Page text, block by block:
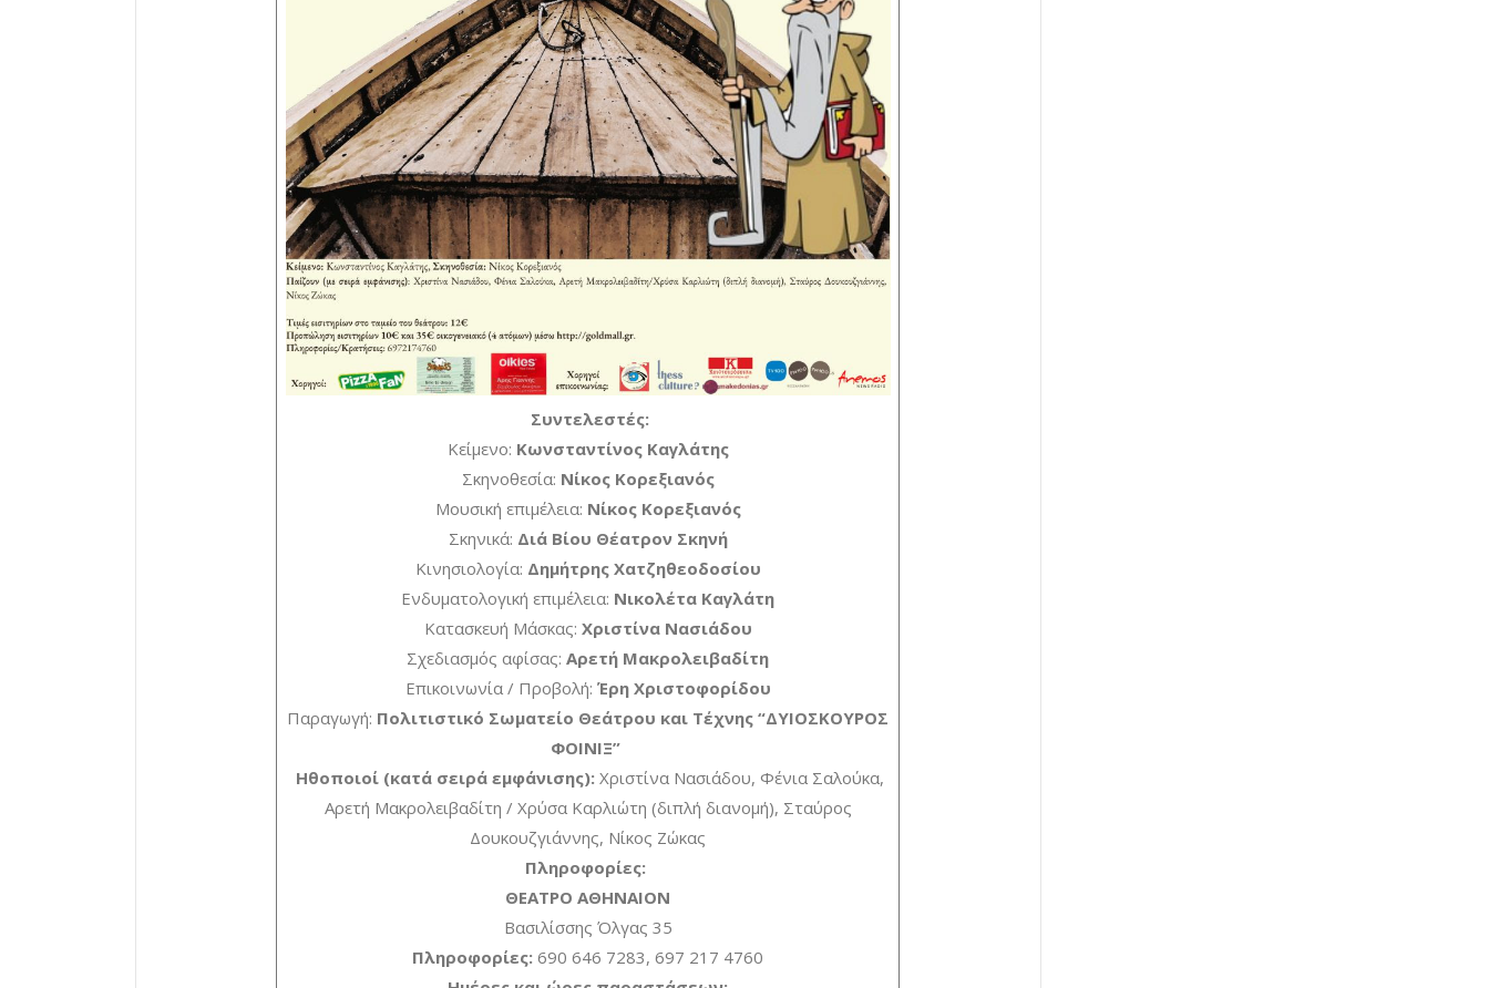
Συντελεστές:
Κείμενο: Κωνσταντίνος Καγλάτης
Σκηνοθεσία: Νίκος Κορεξιανός
Μουσική επιμέλεια: Νίκος Κορεξιανός
Σκηνικά: Διά Βίου Θέατρον Σκηνή
Κινησιολογία: Δημήτρης Χατζηθεοδοσίου
Ενδυματολογική επιμέλεια: Νικολέτα Καγλάτη
Κατασκευή Μάσκας: Χριστίνα Νασιάδου
Σχεδιασμός αφίσας: Αρετή Μακρολειβαδίτη
Επικοινωνία / Προβολή: Έρη Χριστοφορίδου
Παραγωγή: Πολιτιστικό Σωματείο Θεάτρου και Τέχνης “ΔΥΙΟΣΚΟΥΡΟΣ
ΦΟΙΝΙΞ”
Ηθοποιοί (κατά σειρά εμφάνισης): Χριστίνα Νασιάδου, Φένια Σαλούκα,
Αρετή Μακρολειβαδίτη / Χρύσα Καρλιώτη (διπλή διανομή), Σταύρος
Δουκουζγιάννης, Νίκος Ζώκας
Πληροφορίες:
ΘΕΑΤΡΟ ΑΘΗΝΑΙΟΝ
Βασιλίσσης Όλγας 35
Πληροφορίες: 690 646 7283, 697 217 4760